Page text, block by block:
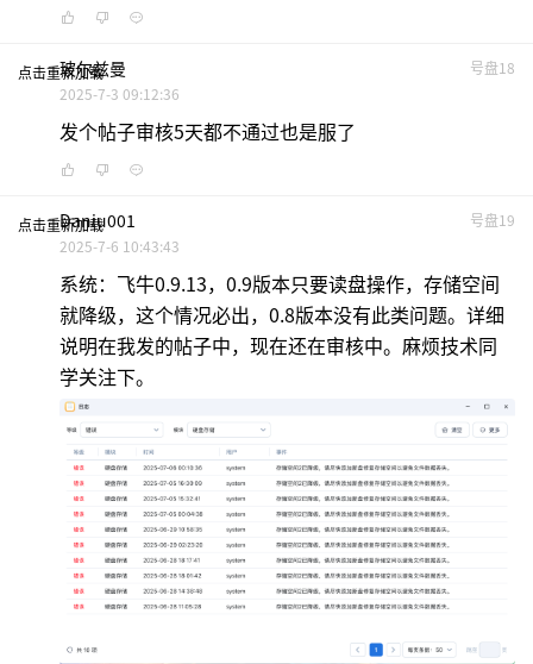
点击重新加载 号盘18
玻尔兹曼
2025-7-3 09:12:36
发个帖子审核5天都不通过也是服了
点击重新加载 号盘19
Daniu001
2025-7-6 10:43:43
系统：飞牛0.9.13，0.9版本只要读盘操作，存储空间
就降级，这个情况必出，0.8版本没有此类问题。详细
说明在我发的帖子中，现在还在审核中。麻烦技术同
学关注下。